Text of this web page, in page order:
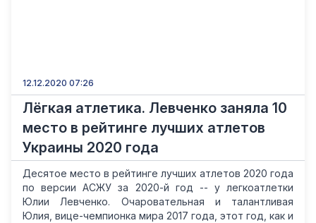
12.12.2020 07:26
Лёгкая атлетика. Левченко заняла 10
место в рейтинге лучших атлетов
Украины 2020 года
Десятое место в рейтинге лучших атлетов 2020 года
по версии АСЖУ за 2020-й год -- у легкоатлетки
Юлии Левченко. Очаровательная и талантливая
Юлия, вице-чемпионка мира 2017 года, этот год, как и